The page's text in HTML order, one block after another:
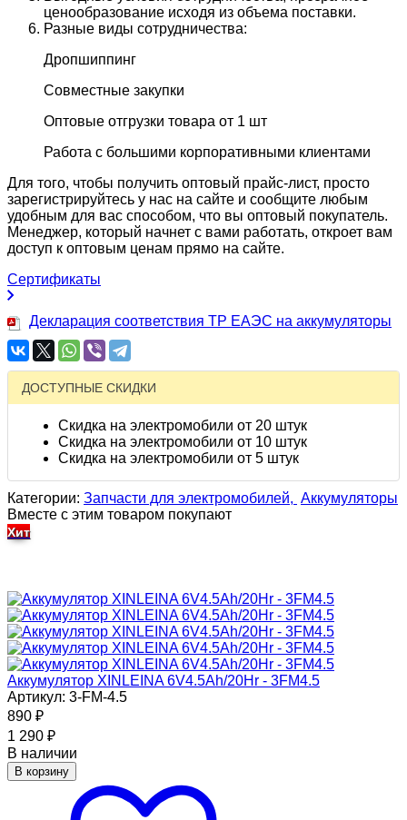
ценообразование исходя из объема поставки.
Разные виды сотрудничества:
Дропшиппинг
Совместные закупки
Оптовые отгрузки товара от 1 шт
Работа с большими корпоративными клиентами
Для того, чтобы получить оптовый прайс-лист, просто
зарегистрируйтесь у нас на сайте и сообщите любым
удобным для вас способом, что вы оптовый покупатель.
Менеджер, который начнет с вами работать, откроет вам
доступ к оптовым ценам прямо на сайте.
Сертификаты
Декларация соответствия ТР ЕАЭС на аккумуляторы
ДОСТУПНЫЕ СКИДКИ
Скидка на электромобили от 20 штук
Скидка на электромобили от 10 штук
Скидка на электромобили от 5 штук
Категории: Запчасти для электромобилей, Аккумуляторы
Вместе с этим товаром покупают
Хит
Аккумулятор XINLEINA 6V4.5Ah/20Hr - 3FM4.5
Артикул: 3-FM-4.5
890 ₽
1 290 ₽
В наличии
В корзину